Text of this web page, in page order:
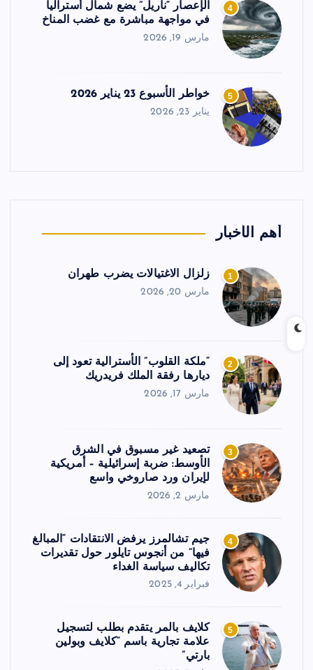
4
الإعصار “ناريل” يضع شمال أستراليا
في مواجهة مباشرة مع غضب المناخ
مارس 19, 2026
5 خواطر الأسبوع 23 يناير 2026
يناير 23, 2026
أهم الأخبار
1 زلزال الاغتيالات يضرب طهران
مارس 20, 2026
2
“ملكة القلوب” الأسترالية تعود إلى
ديارها رفقة الملك فريدريك
مارس 17, 2026
3
تصعيد غير مسبوق في الشرق
الأوسط: ضربة إسرائيلية – أمريكية
لإيران ورد صاروخي واسع
مارس 2, 2026
4
جيم تشالمرز يرفض الانتقادات “المبالغ
فيها” من أنجوس تايلور حول تقديرات
تكاليف سياسة الغداء
فبراير 4, 2025
5
كلايف بالمر يتقدم بطلب لتسجيل
علامة تجارية باسم “كلايف وبولين
بارتي”